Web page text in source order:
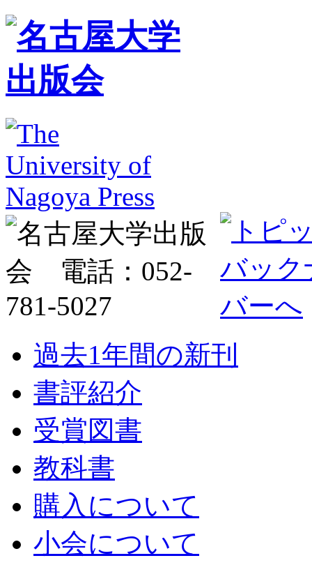
過去1年間の新刊
書評紹介
受賞図書
教科書
購入について
小会について